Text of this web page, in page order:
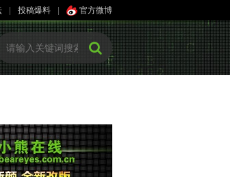
投稿爆料 官方微博